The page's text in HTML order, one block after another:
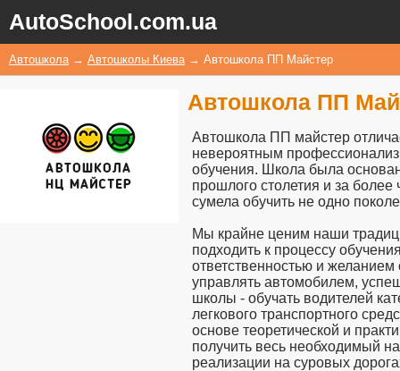
AutoSchool.com.ua
Автошкола → Автошколы Киева → Автошкола ПП Майстер
Автошкола ПП
Автошкола ПП майстер
невероятным
обучения. Школа была
прошлого столетия и за
сумела обучить не одно
Мы крайне ценим наши
подходить к процессу
ответственностью и желанием
управлять автомобилем,
школы - обучать водителей
легкового транспортного
основе теоретической и
получить весь необходимый
реализации на суровых